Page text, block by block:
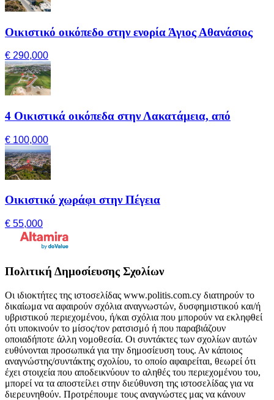
Οικιστικό οικόπεδο στην ενορία Άγιος Αθανάσιος
€ 290,000
4 Οικιστικά οικόπεδα στην Λακατάμεια, από
€ 100,000
Οικιστικό χωράφι στην Πέγεια
€ 55,000
Πολιτική Δημοσίευσης Σχολίων
Οι ιδιοκτήτες της ιστοσελίδας www.politis.com.cy διατηρούν το
δικαίωμα να αφαιρούν σχόλια αναγνωστών, δυσφημιστικού και/ή
υβριστικού περιεχομένου, ή/και σχόλια που μπορούν να εκληφθεί
ότι υποκινούν το μίσος/τον ρατσισμό ή που παραβιάζουν
οποιαδήποτε άλλη νομοθεσία. Οι συντάκτες των σχολίων αυτών
ευθύνονται προσωπικά για την δημοσίευση τους. Αν κάποιος
αναγνώστης/συντάκτης σχολίου, το οποίο αφαιρείται, θεωρεί ότι
έχει στοιχεία που αποδεικνύουν το αληθές του περιεχομένου του,
μπορεί να τα αποστείλει στην διεύθυνση της ιστοσελίδας για να
διερευνηθούν. Προτρέπουμε τους αναγνώστες μας να κάνουν